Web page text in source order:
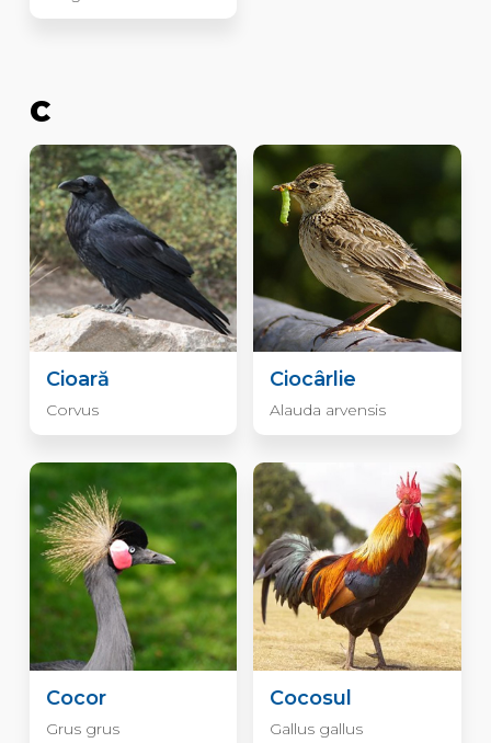
C
Cioară
Corvus
Ciocârlie
Alauda arvensis
Cocor
Grus grus
Cocosul
Gallus gallus